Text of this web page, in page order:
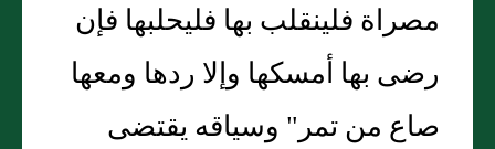
مصراة فلينقلب بها فليحلبها فإن
رضى بها أمسكها وإلا ردها ومعها
صاع من تمر" وسياقه يقتضى